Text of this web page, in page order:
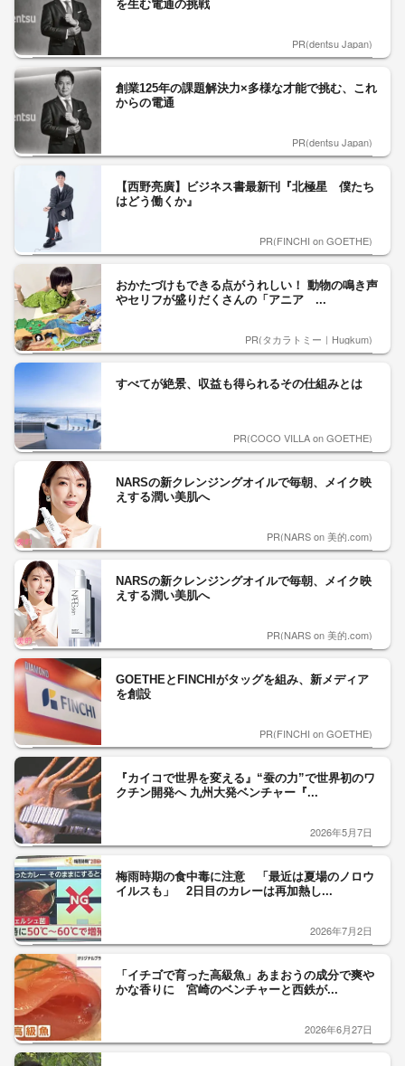
を生む電通の挑戦
PR(dentsu Japan)
創業125年の課題解決力×多様な才能で挑む、これ
からの電通
PR(dentsu Japan)
【西野亮廣】ビジネス書最新刊『北極星 僕たち
はどう働くか』
PR(FINCHI on GOETHE)
おかたづけもできる点がうれしい！ 動物の鳴き声
やセリフが盛りだくさんの「アニア ...
PR(タカラトミー｜Hugkum)
すべてが絶景、収益も得られるその仕組みとは
PR(COCO VILLA on GOETHE)
NARSの新クレンジングオイルで毎朝、メイク映
えする潤い美肌へ
PR(NARS on 美的.com)
NARSの新クレンジングオイルで毎朝、メイク映
えする潤い美肌へ
PR(NARS on 美的.com)
GOETHEとFINCHIがタッグを組み、新メディア
を創設
PR(FINCHI on GOETHE)
『カイコで世界を変える』“蚕の力”で世界初のワ
クチン開発へ 九州大発ベンチャー『...
2026年5月7日
梅雨時期の食中毒に注意 「最近は夏場のノロウ
イルスも」 2日目のカレーは再加熱し...
2026年7月2日
「イチゴで育った高級魚」あまおうの成分で爽や
かな香りに 宮崎のベンチャーと西鉄が...
2026年6月27日